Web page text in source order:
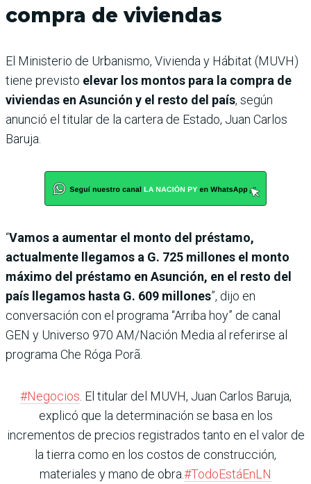
compra de viviendas
El Ministerio de Urbanismo, Vivienda y Hábitat (MUVH)
tiene previsto elevar los montos para la compra de
viviendas en Asunción y el resto del país, según
anunció el titular de la cartera de Estado, Juan Carlos
Baruja.
“Vamos a aumentar el monto del préstamo,
actualmente llegamos a G. 725 millones el monto
máximo del préstamo en Asunción, en el resto del
país llegamos hasta G. 609 millones”, dijo en
conversación con el programa “Arriba hoy” de canal
GEN y Universo 970 AM/Nación Media al referirse al
programa Che Róga Porã.
#Negocios . El titular del MUVH, Juan Carlos Baruja,
explicó que la determinación se basa en los
incrementos de precios registrados tanto en el valor de
la tierra como en los costos de construcción,
materiales y mano de obra.#TodoEstáEnLN